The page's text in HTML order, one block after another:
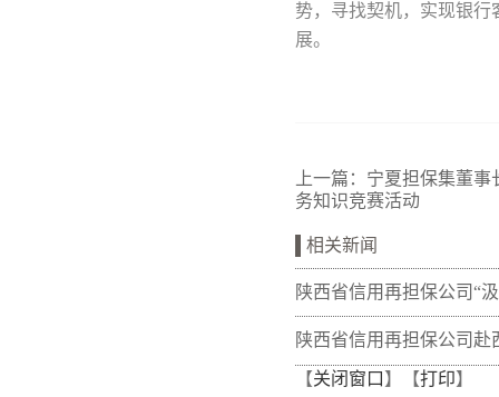
势，寻找契机，实现银
展。
上一篇： 宁夏担保集董事
务知识竞赛活动
相关新闻
陕西省信用再担保公司“
量 熔铸再担脊梁”全体党
训班在富平干部学院举办
陕西省信用再担保公司赴
开展“筑牢党建基础 共促
【关闭窗口 】【打印】